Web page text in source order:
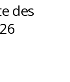
des